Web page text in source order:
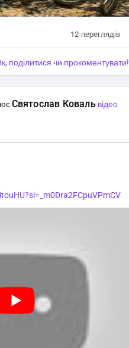
12 переглядів
поділитися чи прокоментувати!
Святослав Коваль відео